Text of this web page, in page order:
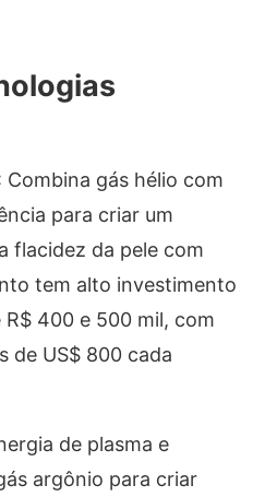
Combina gás hélio com
para criar um
flacidez da pele com
tem alto investimento
400 e 500 mil, com
de US$ 800 cada
de plasma e
argônio para criar